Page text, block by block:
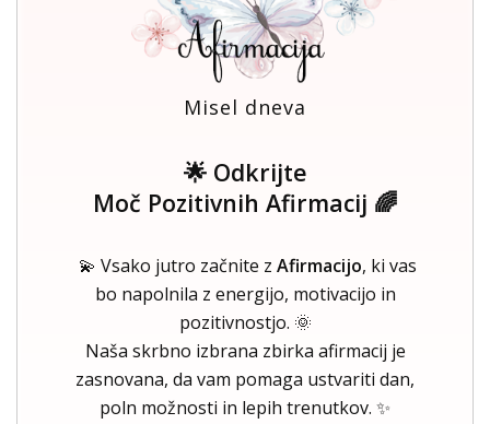
Misel dneva
🌟 Odkrijte
Moč Pozitivnih Afirmacij 🌈
💫 Vsako jutro začnite z Afirmacijo, ki vas
bo napolnila z energijo, motivacijo in
pozitivnostjo. 🌞
Naša skrbno izbrana zbirka afirmacij je
zasnovana, da vam pomaga ustvariti dan,
poln možnosti in lepih trenutkov. ✨